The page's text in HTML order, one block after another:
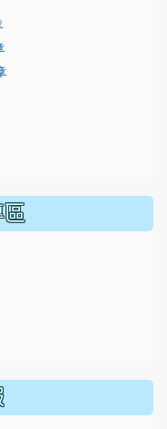
presentation/d/
presentation/d/
區